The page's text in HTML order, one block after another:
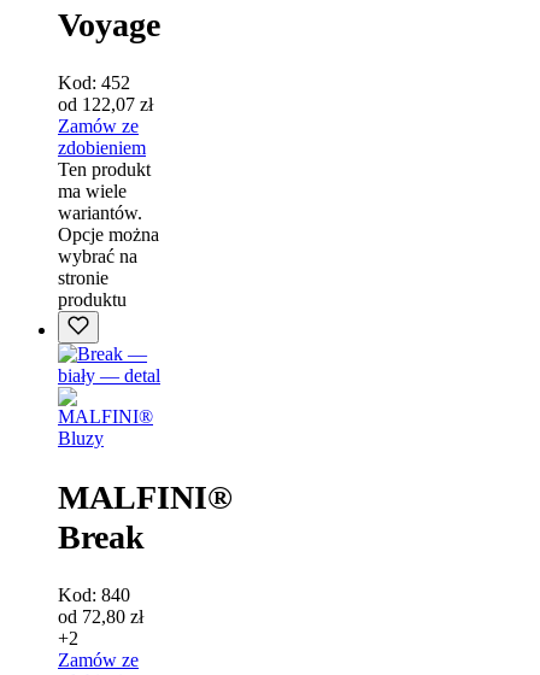
Voyage
Kod: 452
od 122,07 zł
Zamów ze
zdobieniem
Ten produkt
ma wiele
wariantów.
Opcje można
wybrać na
stronie
produktu
Bluzy
MALFINI®
Break
Kod: 840
od 72,80 zł
+2
Zamów ze